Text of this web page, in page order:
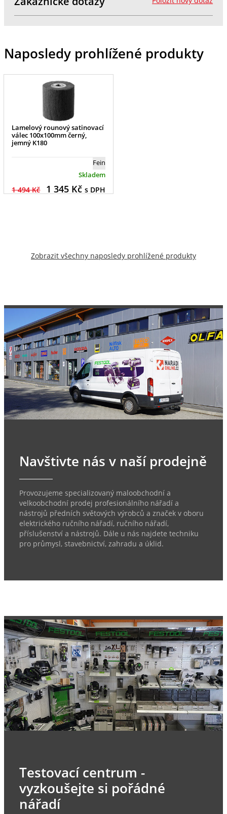
Naposledy prohlížené produkty
Lamelový rounový satinovací
válec 100x100mm černý,
jemný K180
Fein
Skladem
1 494 Kč 1 345Kč s DPH
Zobrazit všechny naposledy prohlížené produkty
Navštivte nás v naší prodejně
Provozujeme specializovaný maloobchodní a
velkoobchodní prodej profesionálního nářadí a
nástrojů předních světových výrobců a značek v oboru
elektrického ručního nářadí, ručního nářadí,
příslušenství a nástrojů. Dále u nás najdete techniku
pro průmysl, stavebnictví, zahradu a úklid.
Testovací centrum -
vyzkoušejte si pořádné
nářadí